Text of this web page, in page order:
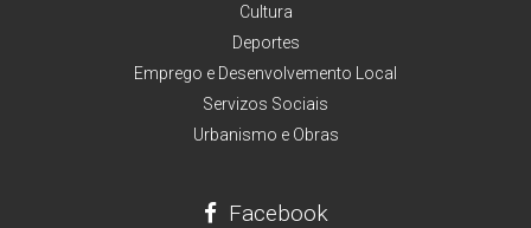
Cultura
Deportes
Emprego e Desenvolvemento Local
Servizos Sociais
Urbanismo e Obras
Facebook